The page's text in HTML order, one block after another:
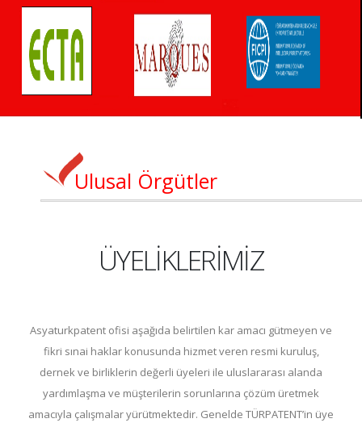
Ulusal Örgütler
ÜYELİKLERİMİZ
Asyaturkpatent ofisi aşağıda belirtilen kar amacı gütmeyen ve
fikri sınai haklar konusunda hizmet veren resmi kuruluş,
dernek ve birliklerin değerli üyeleri ile uluslararası alanda
yardımlaşma ve müşterilerin sorunlarına çözüm üretmek
amacıyla çalışmalar yürütmektedir. Genelde TÜRPATENT’in üye